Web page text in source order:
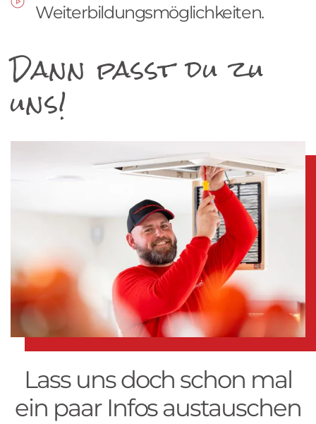
Weiterbildungsmöglichkeiten.
Dann passt du zu
uns!
Lass uns doch schon mal
ein paar Infos austauschen